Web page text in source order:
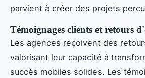
parvient à créer des projets
Témoignages clients et retours
Les agences reçoivent des
valorisant leur capacité à
succès mobiles solides. Les